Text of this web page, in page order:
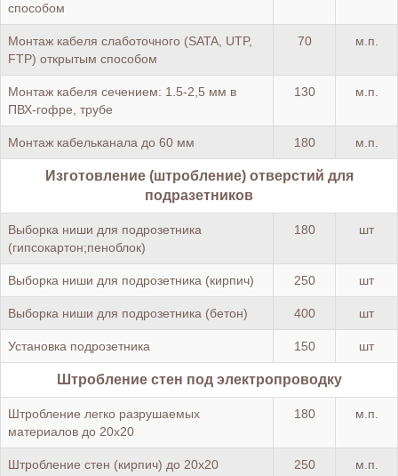
способом
Монтаж кабеля слаботочного (SATA, UTP,
FTP) открытым способом
70 м.п.
Монтаж кабеля сечением: 1.5-2,5 мм в
ПВХ-гофре, трубе
130 м.п.
Монтаж кабельканала до 60 мм 180 м.п.
Изготовление (штробление) отверстий для
подразетников
Выборка ниши для подрозетника
(гипсокартон;пеноблок)
180 шт
Выборка ниши для подрозетника (кирпич) 250 шт
Выборка ниши для подрозетника (бетон) 400 шт
Установка подрозетника 150 шт
Штробление стен под электропроводку
Штробление легко разрушаемых
материалов до 20х20
180 м.п.
Штробление стен (кирпич) до 20х20 250 м.п.